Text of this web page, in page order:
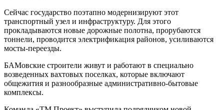
Сейчас государство поэтапно модернизируют этот
транспортный узел и инфраструктуру. Для этого
прокладываются новые дорожные полотна, прорубаются
тоннели, проводится электрификация районов, усиливаются
мосты-переезды.
БАМовские строители живут и работают в специально
возведенных вахтовых поселках, которые включают
общежития и разнообразные административно-бытовые
комплексы.